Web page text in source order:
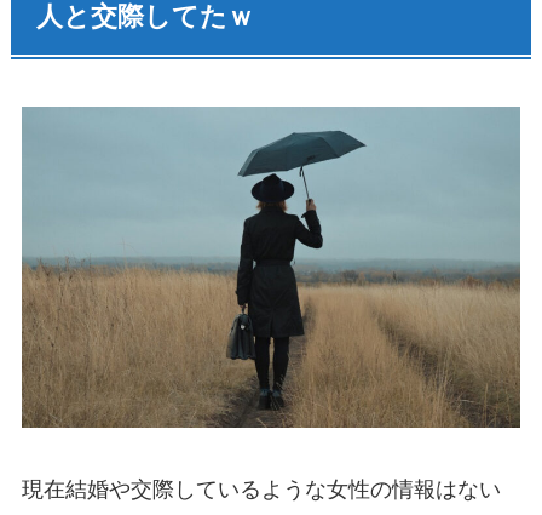
人と交際してたｗ
現在結婚や交際しているような女性の情報はない